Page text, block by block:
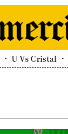
U Vs Cristal